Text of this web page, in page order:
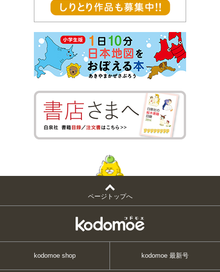
ページトップへ
kodomoe shop kodomoe 最新号